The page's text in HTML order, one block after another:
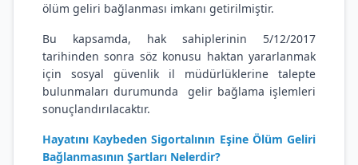
ölüm geliri bağlanması imkanı getirilmiştir.
Bu kapsamda, hak sahiplerinin 5/12/2017
tarihinden sonra söz konusu haktan yararlanmak
için sosyal güvenlik il müdürlüklerine talepte
bulunmaları durumunda gelir bağlama işlemleri
sonuçlandırılacaktır.
Hayatını Kaybeden Sigortalının Eşine Ölüm Geliri
Bağlanmasının Şartları Nelerdir?